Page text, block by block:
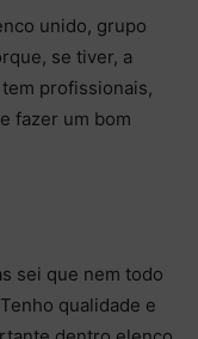
unido, grupo
se tiver, a
profissionais,
fazer um bom
sei que nem todo
qualidade e